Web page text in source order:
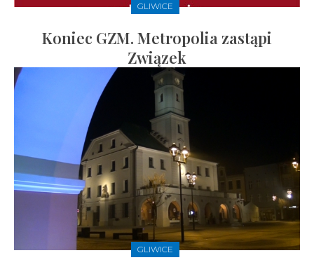
GLIWICE
Koniec GZM. Metropolia zastąpi
Związek
GLIWICE